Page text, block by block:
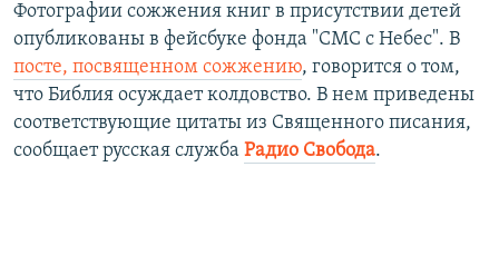
Фотографии сожжения книг в присутствии детей
опубликованы в фейсбуке фонда "СМС с Небес". В
посте, посвященном сожжению, говорится о том,
что Библия осуждает колдовство.​ В нем приведены
соответствующие цитаты из Священного писания,
сообщает русская служба Радио Свобода.